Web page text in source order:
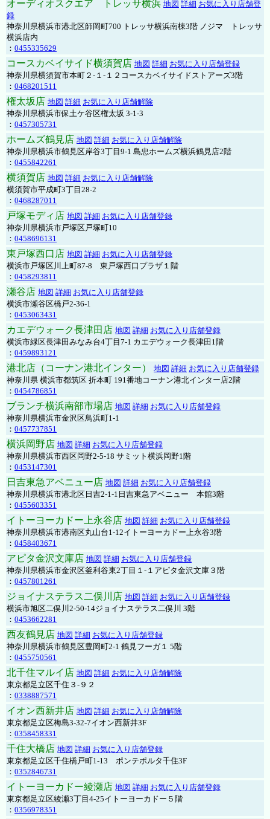
オーディオスクエア トレッサ横浜 地図 詳細 お気に入り店舗登
録
神奈川県横浜市港北区師岡町700 トレッサ横浜南棟3階 ノジマ トレッサ
横浜店内
： 0455335629
コースカベイサイド横須賀店 地図 詳細 お気に入り店舗登録
神奈川県横須賀市本町２-１-１２コースカベイサイドストアーズ3階
： 0468201511
権太坂店 地図 詳細 お気に入り店舗解除
神奈川県横浜市保土ケ谷区権太坂 3-1-3
： 0457305731
ホームズ鶴見店 地図 詳細 お気に入り店舗解除
神奈川県横浜市鶴見区岸谷3丁目9-1 島忠ホームズ横浜鶴見店2階
： 0455842261
横須賀店 地図 詳細 お気に入り店舗解除
横須賀市平成町3丁目28-2
： 0468287011
戸塚モディ店 地図 詳細 お気に入り店舗登録
神奈川県横浜市戸塚区戸塚町10
： 0458696131
東戸塚西口店 地図 詳細 お気に入り店舗登録
横浜市戸塚区川上町87-8 東戸塚西口プラザ１階
： 0458293811
瀬谷店 地図 詳細 お気に入り店舗登録
横浜市瀬谷区橋戸2-36-1
： 0453063431
カエデウォーク長津田店 地図 詳細 お気に入り店舗登録
横浜市緑区長津田みなみ台4丁目7-1 カエデウォーク長津田1階
： 0459893121
港北店（コーナン港北インター） 地図 詳細 お気に入り店舗登録
神奈川県 横浜市都筑区 折本町 191番地コーナン港北インター店2階
： 0454786851
ブランチ横浜南部市場店 地図 詳細 お気に入り店舗登録
神奈川県横浜市金沢区鳥浜町1-1
： 0457737851
横浜岡野店 地図 詳細 お気に入り店舗登録
神奈川県横浜市西区岡野2-5-18 サミット横浜岡野1階
： 0453147301
日吉東急アベニュー店 地図 詳細 お気に入り店舗登録
神奈川県横浜市港北区日吉2-1-1日吉東急アベニュー 本館3階
： 0455603351
イトーヨーカドー上永谷店 地図 詳細 お気に入り店舗登録
神奈川県横浜市港南区丸山台1-12イトーヨーカドー上永谷3階
： 0458403671
アピタ金沢文庫店 地図 詳細 お気に入り店舗登録
神奈川県横浜市金沢区釜利谷東2丁目１-１アピタ金沢文庫３階
： 0457801261
ジョイナステラス二俣川店 地図 詳細 お気に入り店舗登録
横浜市旭区二俣川2-50-14ジョイナステラス二俣川 3階
： 0453662281
西友鶴見店 地図 詳細 お気に入り店舗登録
神奈川県横浜市鶴見区豊岡町2-1 鶴見フーガ１ 5階
： 0455750561
北千住マルイ店 地図 詳細 お気に入り店舗解除
東京都足立区千住３-９２
： 0338887571
イオン西新井店 地図 詳細 お気に入り店舗解除
東京都足立区梅島3-32-7イオン西新井3F
： 0358458331
千住大橋店 地図 詳細 お気に入り店舗登録
東京都足立区千住橋戸町1-13 ポンテポルタ千住3F
： 0352846731
イトーヨーカドー綾瀬店 地図 詳細 お気に入り店舗登録
東京都足立区綾瀬3丁目4-25イトーヨーカドー５階
： 0356978351